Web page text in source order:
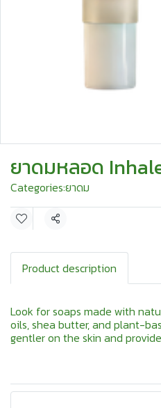
ยาดมหลอด
Categories:ยาดม
Share
Product description
Look for soaps made with
oils, shea butter, and plant-
gentler on the skin and